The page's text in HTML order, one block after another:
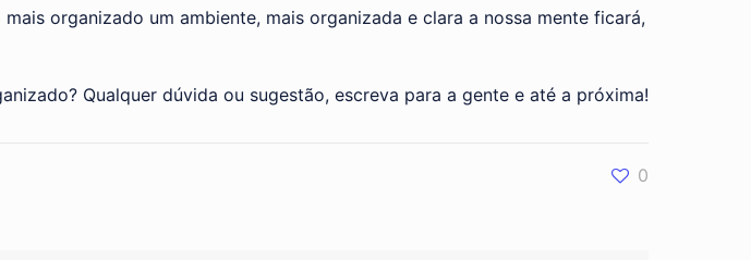
organizado um ambiente, mais organizada e clara a nossa mente ficará,
Qualquer dúvida ou sugestão, escreva para a gente e até a próxima!
0